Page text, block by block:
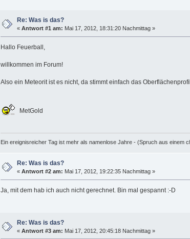
Re: Was is das?
« Antwort #1 am: Mai 17, 2012, 18:31:20 Nachmittag »
Hallo Feuerball,
willkommen im Forum!
Also ein Meteorit ist es nicht, da stimmt einfach das
MetGold
Ein ereignisreicher Tag ist mehr als namenlose Jahre - (Spruch aus einem
Re: Was is das?
« Antwort #2 am: Mai 17, 2012, 19:22:35 Nachmittag »
Ja, mit dem hab ich auch nicht gerechnet. Bin mal gespannt :-D
Re: Was is das?
« Antwort #3 am: Mai 17, 2012, 20:45:18 Nachmittag »